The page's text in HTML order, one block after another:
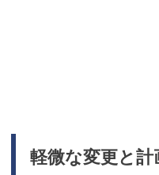
軽微な変更と計